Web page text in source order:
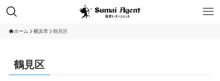
ホーム 横浜市 鶴見区
鶴見区